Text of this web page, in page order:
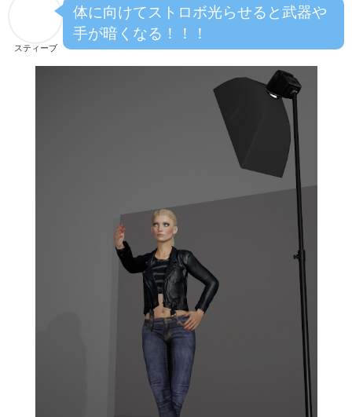
スティーブ
体に向けてストロボ光らせると武器や
手が暗くなる！！！